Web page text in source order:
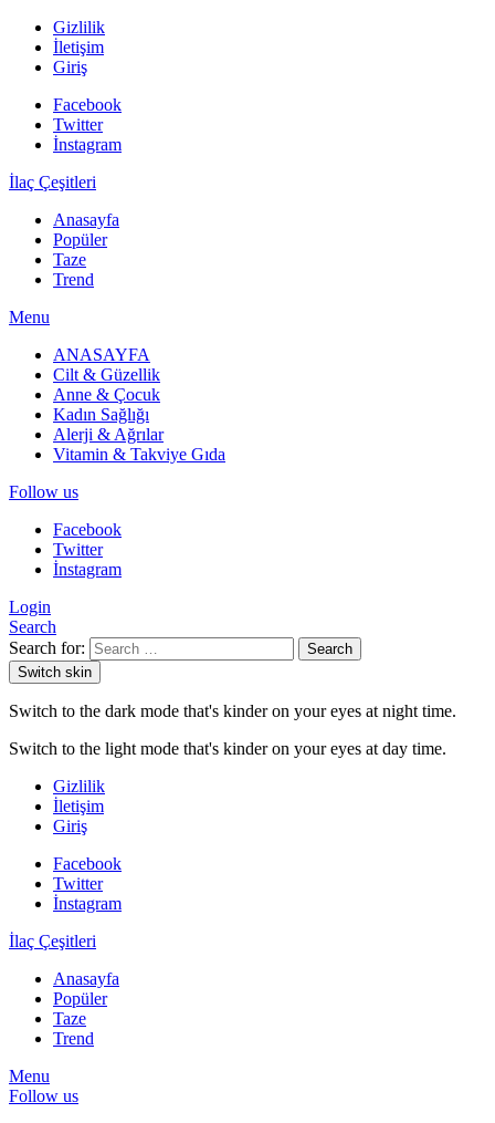
Gizlilik
İletişim
Giriş
Facebook
Twitter
İnstagram
İlaç Çeşitleri
Anasayfa
Popüler
Taze
Trend
Menu
ANASAYFA
Cilt & Güzellik
Anne & Çocuk
Kadın Sağlığı
Alerji & Ağrılar
Vitamin & Takviye Gıda
Follow us
Facebook
Twitter
İnstagram
Login
Search
Search for:
Search
Switch skin
Switch to the dark mode that's kinder on your eyes at night time.
Switch to the light mode that's kinder on your eyes at day time.
Gizlilik
İletişim
Giriş
Facebook
Twitter
İnstagram
İlaç Çeşitleri
Anasayfa
Popüler
Taze
Trend
Menu
Follow us